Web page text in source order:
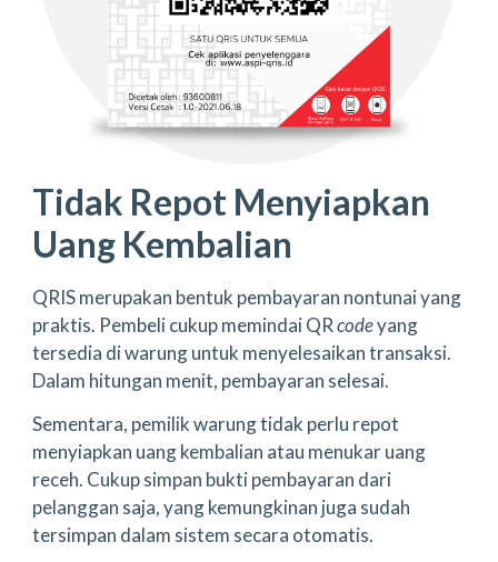
Tidak Repot Menyiapkan
Uang Kembalian
QRIS merupakan bentuk pembayaran nontunai yang
praktis. Pembeli cukup memindai QRcodeyang
tersedia di warung untuk menyelesaikan transaksi.
Dalam hitungan menit, pembayaran selesai.
Sementara, pemilik warung tidak perlu repot
menyiapkan uang kembalian atau menukar uang
receh. Cukup simpan bukti pembayaran dari
pelanggan saja, yang kemungkinan juga sudah
tersimpan dalam sistem secara otomatis.